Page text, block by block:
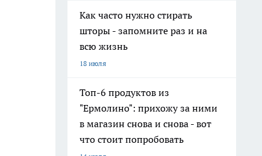
Как часто нужно стирать
шторы - запомните раз и на
всю жизнь
18 июля
Топ-6 продуктов из
"Ермолино": прихожу за ними
в магазин снова и снова - вот
что стоит попробовать